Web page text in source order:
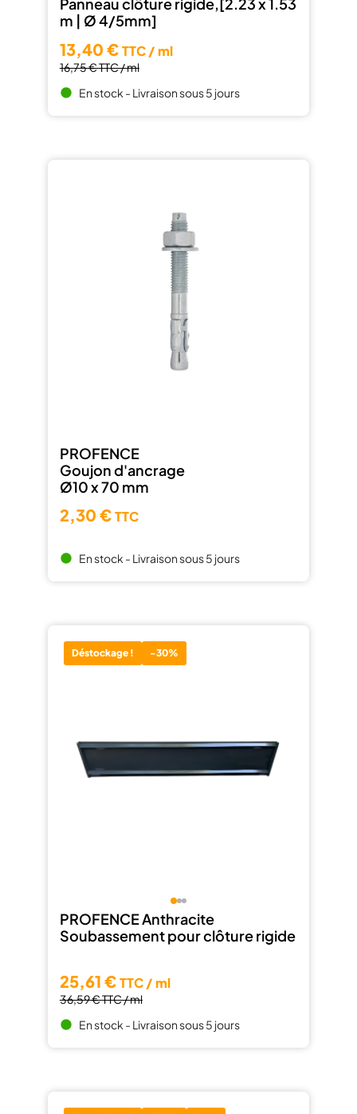
m | Ø 4/5mm]
13,40 €TTC / ml
16,75 €TTC / ml
brightness_1 En stock - Livraison sous 5 jours
PROFENCE
Goujon d'ancrage
Ø10 x 70 mm
2,30 €TTC
brightness_1 En stock - Livraison sous 5 jours
Déstockage ! -30%
PROFENCE Anthracite
Soubassement pour clôture rigide
25,61 €TTC / ml
36,59 €TTC / ml
brightness_1 En stock - Livraison sous 5 jours